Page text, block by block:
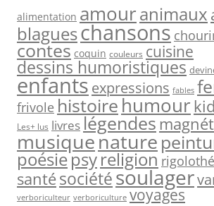
alimentation amouranimaux
blagueschansons
contes coquin couleurs cuisine
dessins humoristiques
enfantsexpressions fables
frivole histoire humour
Les+ lus livreslégendes
musiquenature
poésiepsyreligion
santésociétésoulager
verboriculteur verboriculture voyages